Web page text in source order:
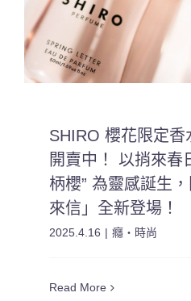
SHIRO 櫻花限定香
開賣中！ 以捎來春
柄櫻” 為靈感誕生
來信」全新登場！
2025.4.16 | 癮・時尚
Read More